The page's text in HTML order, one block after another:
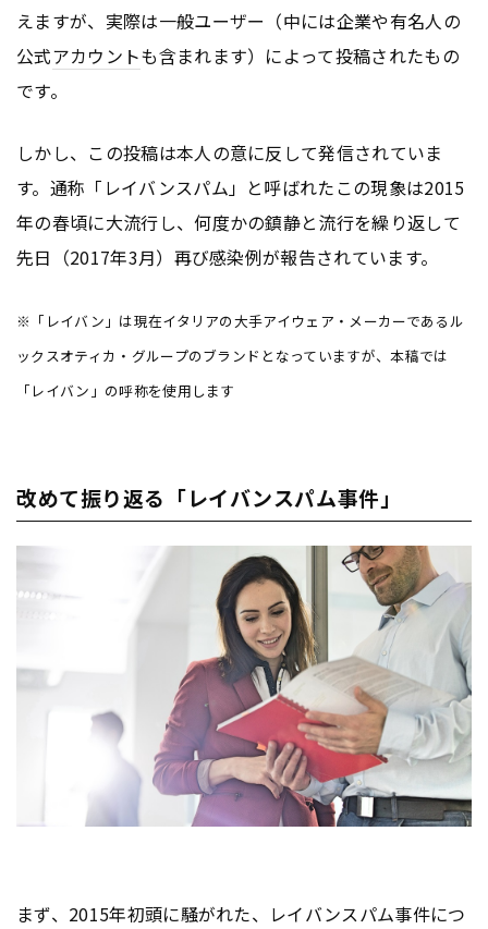
えますが、実際は一般ユーザー（中には企業や有名人の
公式アカウントも含まれます）によって投稿されたもの
です。
しかし、この投稿は本人の意に反して発信されていま
す。通称「レイバンスパム」と呼ばれたこの現象は2015
年の春頃に大流行し、何度かの鎮静と流行を繰り返して
先日（2017年3月）再び感染例が報告されています。
※「レイバン」は現在イタリアの大手アイウェア・メーカーであるル
ックスオティカ・グループのブランドとなっていますが、本稿では
「レイバン」の呼称を使用します
改めて振り返る「レイバンスパム事件」
まず、2015年初頭に騒がれた、レイバンスパム事件につ